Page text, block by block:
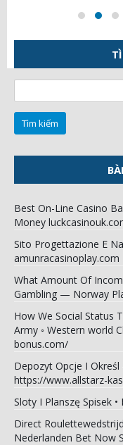
kiếm
cho:
Best On-Line Casino
Money
Sito Progettazione E
amunracasinoplay.com
What Amount Of
Gambling — Norway
How We Social Status
Army ◦ Western world
bonus.com/
Depozyt Opcje I Określ
https://www.allstarz-
Sloty I Planszę Spisek
Direct
Nederlanden Bet Now